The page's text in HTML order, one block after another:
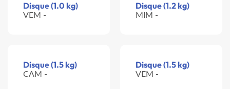
Disque (1.0 kg)
VEM -
Disque (1.2 kg)
MIM -
Disque (1.5 kg)
CAM -
Disque (1.5 kg)
VEM -